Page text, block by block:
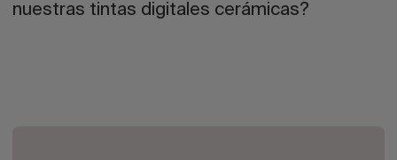
nuestras tintas digitales cerámicas?